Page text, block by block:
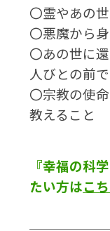
〇霊やあの
〇悪魔から
〇あの世に
人びとの前
〇宗教の使
教えること
『幸福の科
たい方はこ